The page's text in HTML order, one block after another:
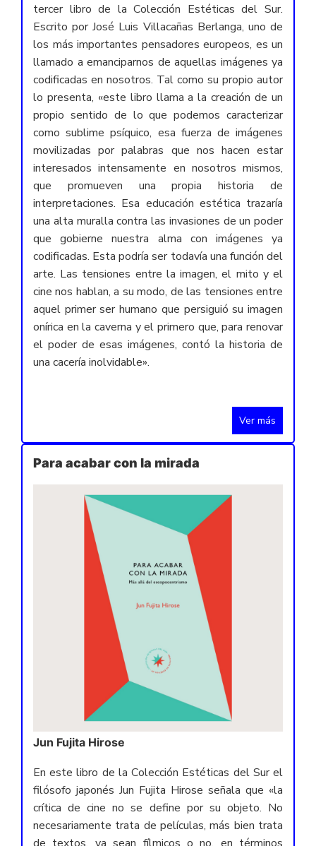
tercer libro de la Colección Estéticas del Sur.
Escrito por José Luis Villacañas Berlanga, uno de
los más importantes pensadores europeos, es un
llamado a emanciparnos de aquellas imágenes ya
codificadas en nosotros. Tal como su propio autor
lo presenta, «este libro llama a la creación de un
propio sentido de lo que podemos caracterizar
como sublime psíquico, esa fuerza de imágenes
movilizadas por palabras que nos hacen estar
interesados intensamente en nosotros mismos,
que promueven una propia historia de
interpretaciones. Esa educación estética trazaría
una alta muralla contra las invasiones de un poder
que gobierne nuestra alma con imágenes ya
codificadas. Esta podría ser todavía una función del
arte. Las tensiones entre la imagen, el mito y el
cine nos hablan, a su modo, de las tensiones entre
aquel primer ser humano que persiguió su imagen
onírica en la caverna y el primero que, para renovar
el poder de esas imágenes, contó la historia de
una cacería inolvidable».
Ver más
Para acabar con la mirada
Jun Fujita Hirose
En este libro de la Colección Estéticas del Sur el
filósofo japonés Jun Fujita Hirose señala que «la
crítica de cine no se define por su objeto. No
necesariamente trata de películas, más bien trata